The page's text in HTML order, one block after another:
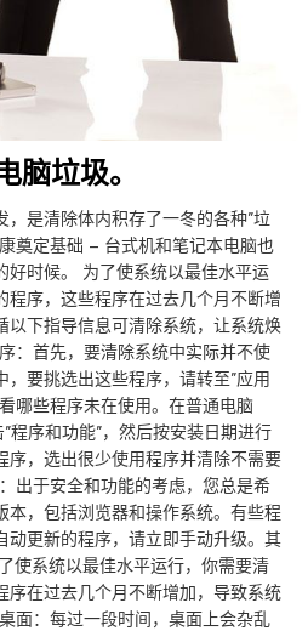
脑垃圾。
是清除体内积存了一冬的各种”垃
奠定基础 – 台式机和笔记本电脑也
好时候。 为了使系统以最佳水平运
程序，这些程序在过去几个月不断增
以下指导信息可清除系统，让系统焕
：首先，要清除系统中实际并不使
要挑选出这些程序，请转至”应用
哪些程序未在使用。在普通电脑
”程序和功能”，然后按安装日期进行
序，选出很少使用程序并清除不需要
出于安全和功能的考虑，您总是希
本，包括浏览器和操作系统。有些程
动更新的程序，请立即手动升级。其
使系统以最佳水平运行，你需要清
序在过去几个月不断增加，导致系统
面：每过一段时间，桌面上会杂乱